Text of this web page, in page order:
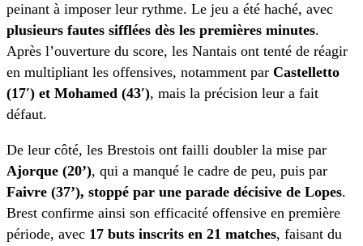
peinant à imposer leur rythme. Le jeu a été haché, avec
plusieurs fautes sifflées dès les premières minutes.
Après l’ouverture du score, les Nantais ont tenté de réagir
en multipliant les offensives, notamment par Castelletto
(17′) et Mohamed (43′), mais la précision leur a fait
défaut.
De leur côté, les Brestois ont failli doubler la mise par
Ajorque (20’), qui a manqué le cadre de peu, puis par
Faivre (37’), stoppé par une parade décisive de Lopes.
Brest confirme ainsi son efficacité offensive en première
période, avec 17 buts inscrits en 21 matches, faisant du